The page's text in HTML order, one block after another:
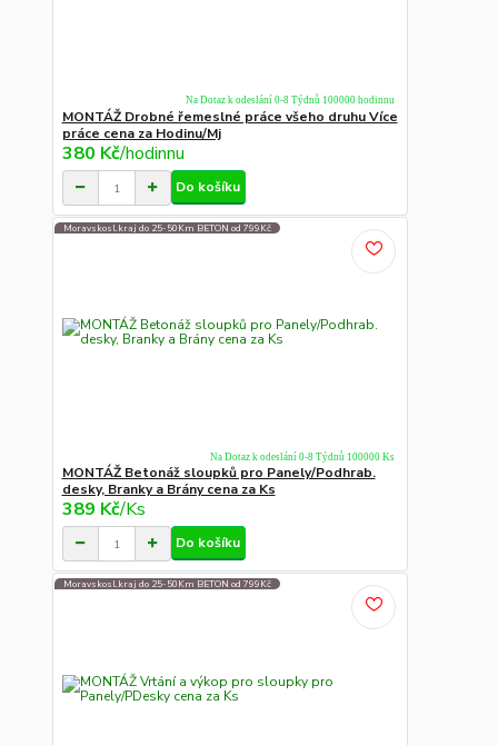
MONTÁŽ Drobné řemeslné práce všeho druhu Více
práce cena za Hodinu/Mj
380 Kč/hodinnu
Na Dotaz k odeslání 0-8 Týdnů 100000 hodinnu
Do košíku
Moravskosl.kraj do 25-50Km BETON od 799Kč
MONTÁŽ Betonáž sloupků pro Panely/Podhrab.
desky, Branky a Brány cena za Ks
389 Kč/Ks
Na Dotaz k odeslání 0-8 Týdnů 100000 Ks
Do košíku
Moravskosl.kraj do 25-50Km BETON od 799Kč